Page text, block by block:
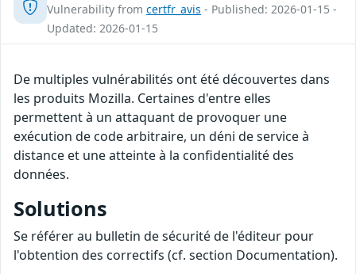
Vulnerability from certfr_avis - Published: 2026-01-15 -
Updated: 2026-01-15
De multiples vulnérabilités ont été découvertes dans
les produits Mozilla. Certaines d'entre elles
permettent à un attaquant de provoquer une
exécution de code arbitraire, un déni de service à
distance et une atteinte à la confidentialité des
données.
Solutions
Se référer au bulletin de sécurité de l'éditeur pour
l'obtention des correctifs (cf. section Documentation).